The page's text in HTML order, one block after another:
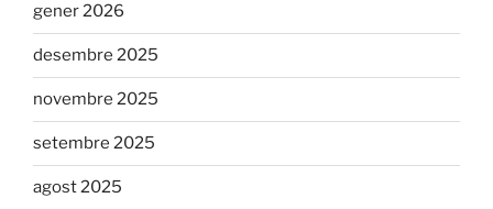
gener 2026
desembre 2025
novembre 2025
setembre 2025
agost 2025